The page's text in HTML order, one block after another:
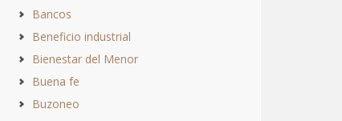
Bancos
Beneficio industrial
Bienestar del Menor
Buena fe
Buzoneo